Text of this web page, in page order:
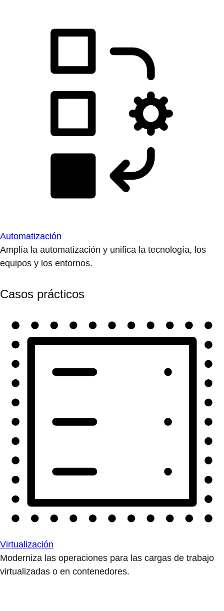
Automatización
Amplía la automatización y unifica la tecnología, los
equipos y los entornos.
Casos prácticos
Virtualización
Moderniza las operaciones para las cargas de trabajo
virtualizadas o en contenedores.